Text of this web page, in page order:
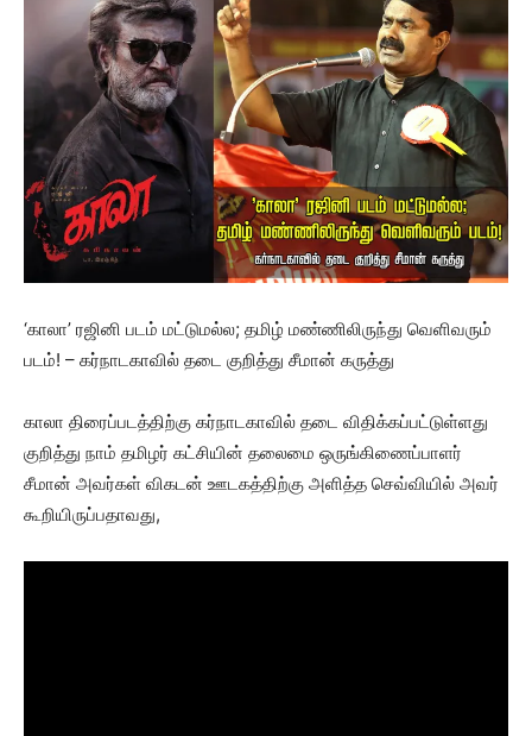
‘காலா’ ரஜினி படம் மட்டுமல்ல; தமிழ் மண்ணிலிருந்து வெளிவரும்
படம்! – கர்நாடகாவில் தடை குறித்து சீமான் கருத்து
காலா திரைப்படத்திற்கு கர்நாடகாவில் தடை விதிக்கப்பட்டுள்ளது
குறித்து நாம் தமிழர் கட்சியின் தலைமை ஒருங்கிணைப்பாளர்
சீமான் அவர்கள் விகடன் ஊடகத்திற்கு அளித்த செவ்வியில் அவர்
கூறியிருப்பதாவது,